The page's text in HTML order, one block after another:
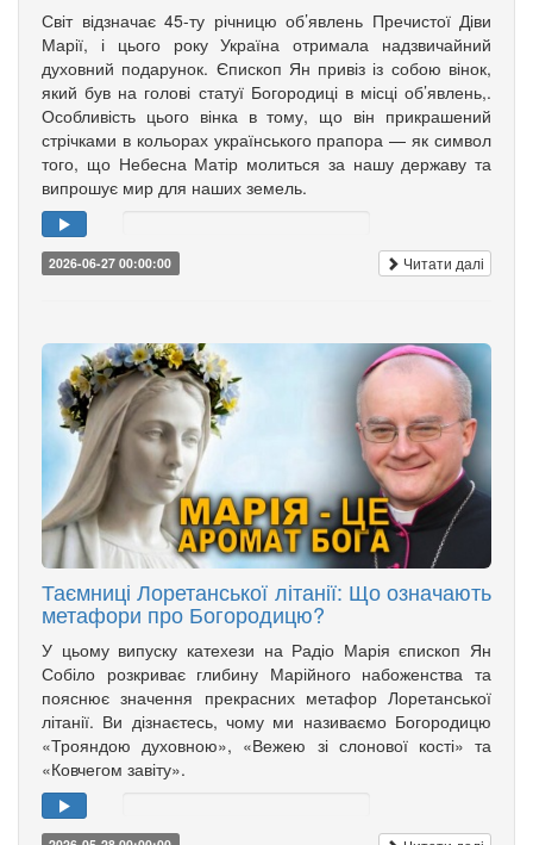
Світ відзначає 45-ту річницю об’явлень Пречистої Діви
Марії, і цього року Україна отримала надзвичайний
духовний подарунок. Єпископ Ян привіз із собою вінок,
який був на голові статуї Богородиці в місці об’явлень,.
Особливість цього вінка в тому, що він прикрашений
стрічками в кольорах українського прапора — як символ
того, що Небесна Матір молиться за нашу державу та
випрошує мир для наших земель.
2026-06-27 00:00:00 Читати далі
Таємниці Лоретанської літанії: Що означають
метафори про Богородицю?
У цьому випуску катехези на Радіо Марія єпископ Ян
Собіло розкриває глибину Марійного набоженства та
пояснює значення прекрасних метафор Лоретанської
літанії. Ви дізнаєтесь, чому ми називаємо Богородицю
«Трояндою духовною», «Вежею зі слонової кості» та
«Ковчегом завіту».